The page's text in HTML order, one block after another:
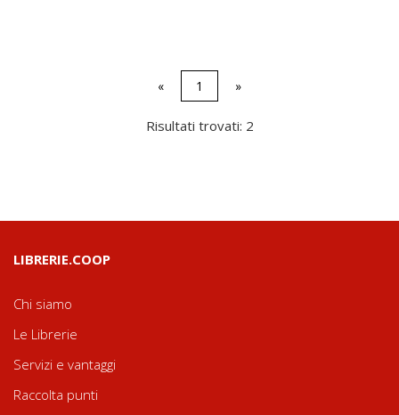
« 1 »
Risultati trovati: 2
LIBRERIE.COOP
Chi siamo
Le Librerie
Servizi e vantaggi
Raccolta punti